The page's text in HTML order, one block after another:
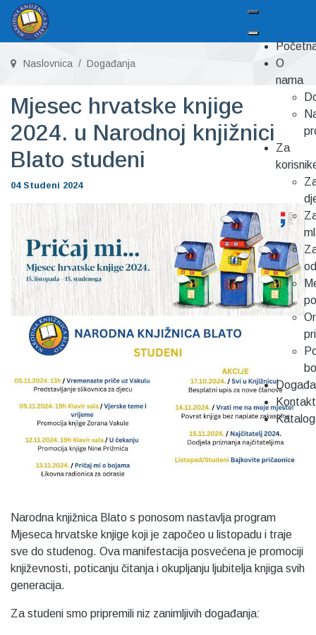
O
nama
Za
Kontakt
Katalog
Naslovnica Događanja
Mjesec hrvatske knjige
2024. u Narodnoj knjižnici
Blato studeni
04 Studeni 2024
Narodna knjižnica Blato s ponosom nastavlja program
Mjeseca hrvatske knjige koji je započeo u listopadu i traje
sve do studenog. Ova manifestacija posvećena je promociji
književnosti, poticanju čitanja i okupljanju ljubitelja knjiga svih
generacija.
Za studeni smo pripremili niz zanimljivih događanja: